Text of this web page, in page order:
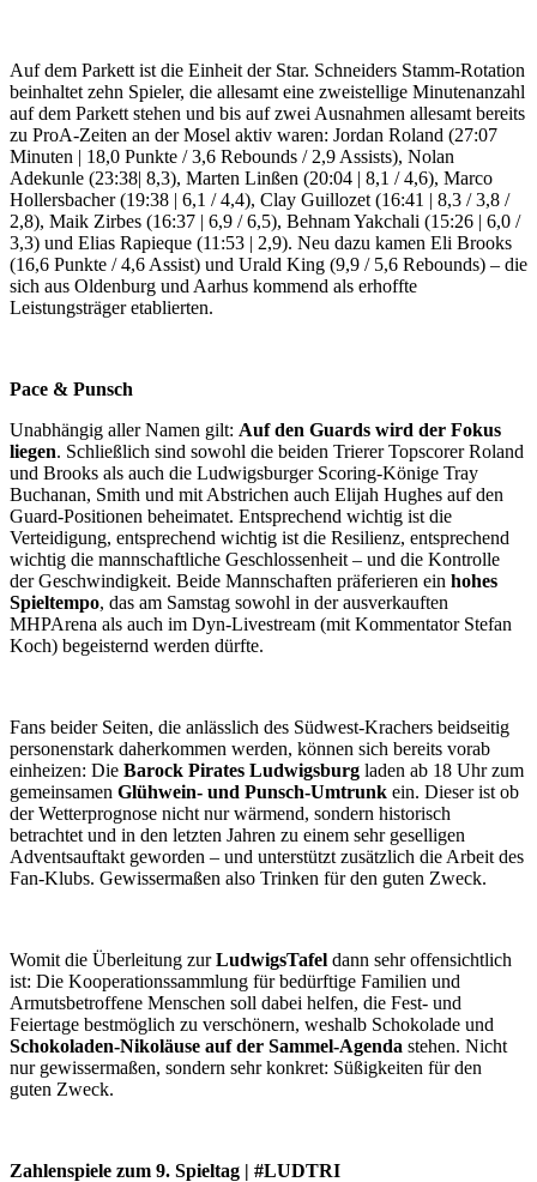
Auf dem Parkett ist die Einheit der Star. Schneiders Stamm-Rotation
beinhaltet zehn Spieler, die allesamt eine zweistellige Minutenanzahl
auf dem Parkett stehen und bis auf zwei Ausnahmen allesamt bereits
zu ProA-Zeiten an der Mosel aktiv waren: Jordan Roland (27:07
Minuten | 18,0 Punkte / 3,6 Rebounds / 2,9 Assists), Nolan
Adekunle (23:38| 8,3), Marten Linßen (20:04 | 8,1 / 4,6), Marco
Hollersbacher (19:38 | 6,1 / 4,4), Clay Guillozet (16:41 | 8,3 / 3,8 /
2,8), Maik Zirbes (16:37 | 6,9 / 6,5), Behnam Yakchali (15:26 | 6,0 /
3,3) und Elias Rapieque (11:53 | 2,9). Neu dazu kamen Eli Brooks
(16,6 Punkte / 4,6 Assist) und Urald King (9,9 / 5,6 Rebounds) – die
sich aus Oldenburg und Aarhus kommend als erhoffte
Leistungsträger etablierten.
Pace & Punsch
Unabhängig aller Namen gilt: Auf den Guards wird der Fokus
liegen. Schließlich sind sowohl die beiden Trierer Topscorer Roland
und Brooks als auch die Ludwigsburger Scoring-Könige Tray
Buchanan, Smith und mit Abstrichen auch Elijah Hughes auf den
Guard-Positionen beheimatet. Entsprechend wichtig ist die
Verteidigung, entsprechend wichtig ist die Resilienz, entsprechend
wichtig die mannschaftliche Geschlossenheit – und die Kontrolle
der Geschwindigkeit. Beide Mannschaften präferieren ein hohes
Spieltempo, das am Samstag sowohl in der ausverkauften
MHPArena als auch im Dyn-Livestream (mit Kommentator Stefan
Koch) begeisternd werden dürfte.
Fans beider Seiten, die anlässlich des Südwest-Krachers beidseitig
personenstark daherkommen werden, können sich bereits vorab
einheizen: Die Barock Pirates Ludwigsburg laden ab 18 Uhr zum
gemeinsamen Glühwein- und Punsch-Umtrunk ein. Dieser ist ob
der Wetterprognose nicht nur wärmend, sondern historisch
betrachtet und in den letzten Jahren zu einem sehr geselligen
Adventsauftakt geworden – und unterstützt zusätzlich die Arbeit des
Fan-Klubs. Gewissermaßen also Trinken für den guten Zweck.
Womit die Überleitung zurLudwigsTafel dann sehr offensichtlich
ist: Die Kooperationssammlung für bedürftige Familien und
Armutsbetroffene Menschen soll dabei helfen, die Fest- und
Feiertage bestmöglich zu verschönern, weshalb Schokolade und
Schokoladen-Nikoläuse auf der Sammel-Agenda stehen. Nicht
nur gewissermaßen, sondern sehr konkret: Süßigkeiten für den
guten Zweck.
Zahlenspiele zum 9. Spieltag | #LUDTRI